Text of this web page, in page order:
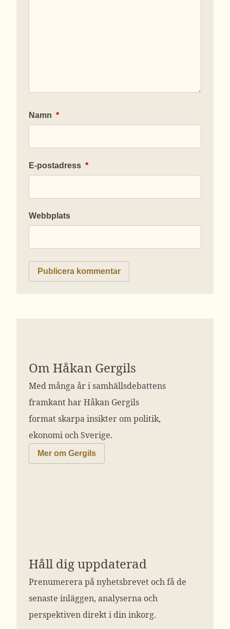
Namn *
E-postadress *
Webbplats
Om Håkan Gergils
Med många år i samhällsdebattens
framkant har Håkan Gergils
format skarpa insikter om politik,
ekonomi och Sverige.
Mer om Gergils
Håll dig uppdaterad
Prenumerera på nyhetsbrevet och få de
senaste inläggen, analyserna och
perspektiven direkt i din inkorg.